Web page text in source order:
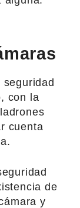
seguridad
con la
cuenta
de
y